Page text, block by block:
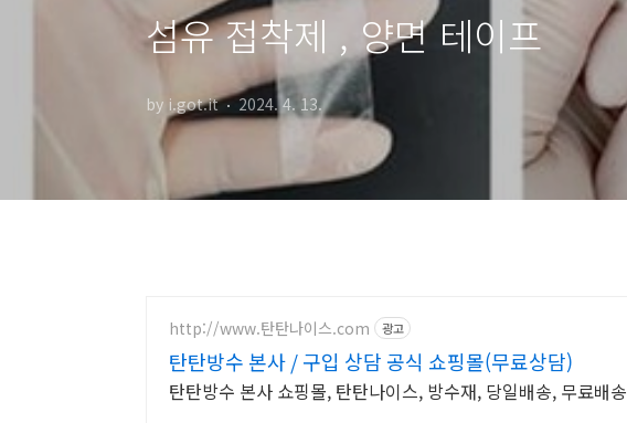
섬유 접착제 , 양면 테이프
by i.got.it 2024. 4. 13.
http://www.탄탄나이스.com 광고
탄탄방수 본사 / 구입 상담 공식 쇼핑몰(무료상담)
탄탄방수 본사 쇼핑몰, 탄탄나이스, 방수재, 당일배송, 무료배송